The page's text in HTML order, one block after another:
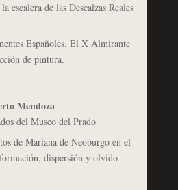
escalera de las Descalzas Reales
Españoles. El X Almirante
de pintura.
Mendoza
del Museo del Prado
de Mariana de Neoburgo en el
dispersión y olvido